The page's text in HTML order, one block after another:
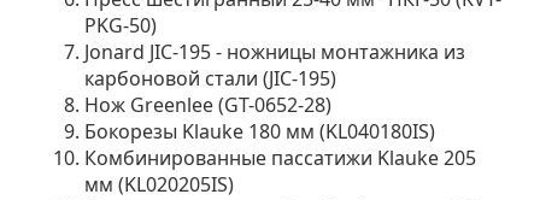
PKG-50)
Jonard JIC-195 - ножницы монтажника из
карбоновой стали (JIC-195)
Нож Greenlee (GT-0652-28)
Бокорезы Klauke 180 мм (KL040180IS)
Комбинированные пассатижи Klauke 205
мм (KL020205IS)